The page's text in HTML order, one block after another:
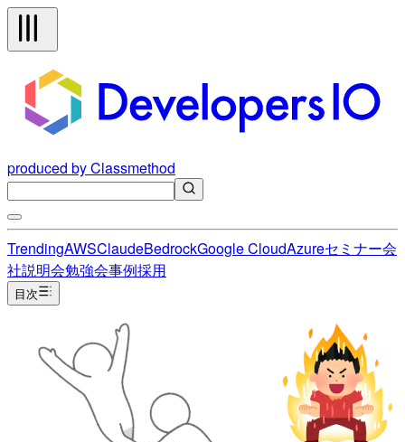
produced by Classmethod
TrendingAWSClaudeBedrockGoogle CloudAzureセミナー会
社説明会勉強会事例採用
目次